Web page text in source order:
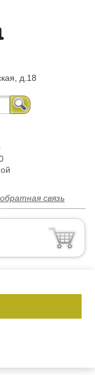
д.18
обратная связь